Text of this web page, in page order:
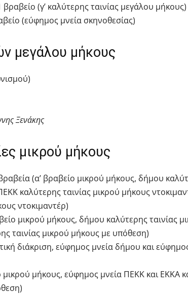
βραβείο (γ’ καλύτερης ταινίας μεγάλου μήκους)
(εύφημος μνεία σκηνοθεσίας)
μεγάλου μήκους
Ξενάκης
μικρού μήκους
(α’ βραβείο μικρού μήκους, δήμου
καλύτερης ταινίας μικρού μήκους
ντοκιμαντέρ)
μικρού μήκους, δήμου καλύτερης ταινίας
ταινίας μικρού μήκους με υπόθεση)
διάκριση, εύφημος μνεία δήμου και
μικρού μήκους, εύφημος μνεία ΠΕΚΚ και ΕΚΚΑ